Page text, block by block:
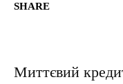
SHARE
Миттєвий